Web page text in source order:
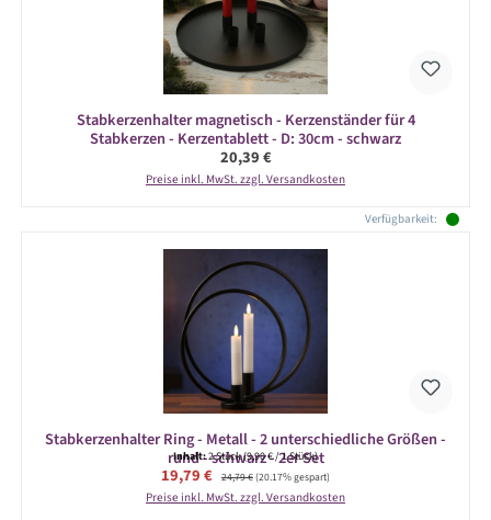
Stabkerzenhalter magnetisch - Kerzenständer für 4
Stabkerzen - Kerzentablett - D: 30cm - schwarz
Regulärer Preis:
20,39 €
Preise inkl. MwSt. zzgl. Versandkosten
Verfügbarkeit:
Stabkerzenhalter Ring - Metall - 2 unterschiedliche Größen -
rund - schwarz - 2er Set
Inhalt:2 Stück(9,90 € / 1 Stück)
Verkaufspreis:
19,79 € Regulärer Preis:
24,79 €(20.17% gespart)
Preise inkl. MwSt. zzgl. Versandkosten